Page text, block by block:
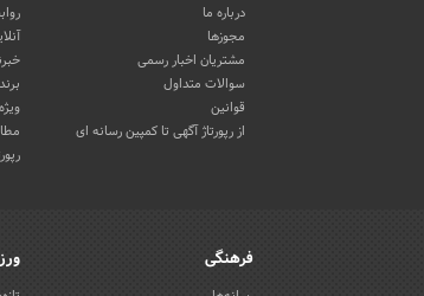
درباره ما
مجوزها
مشتریان اخبار رسمی
سوالات متداول
قوانین
از رپورتاژ آگهی تا کمپین رسانه ای
فرهنگی